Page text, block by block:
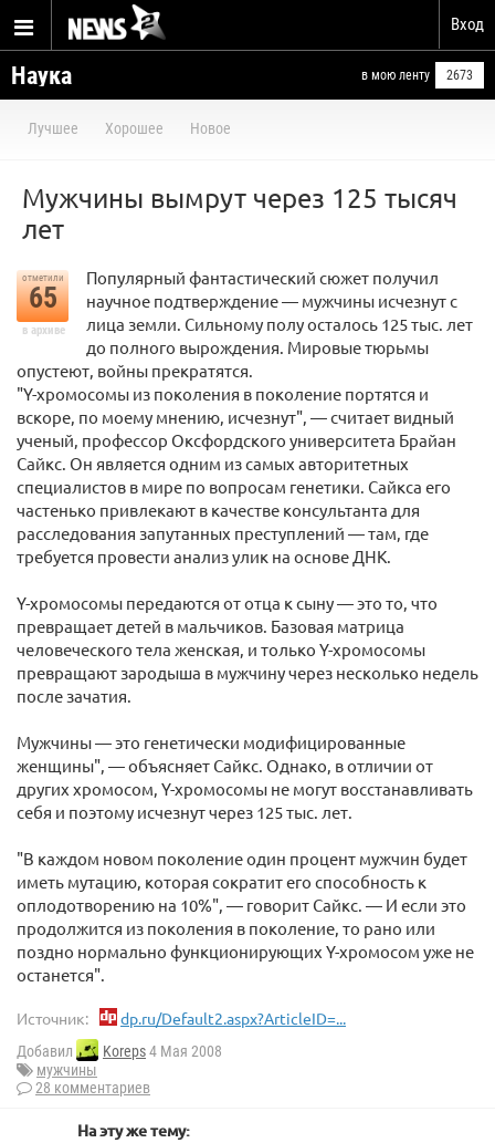
Вход
Наука в мою ленту 2673
Лучшее Хорошее Новое
Мужчины вымрут через 125 тысяч
лет
отметили
65
в архиве
Популярный фантастический сюжет получил
научное подтверждение — мужчины исчезнут с
лица земли. Сильному полу осталось 125 тыс. лет
до полного вырождения. Мировые тюрьмы
опустеют, войны прекратятся.
"Y-хромосомы из поколения в поколение портятся и
вскоре, по моему мнению, исчезнут", — считает видный
ученый, профессор Оксфордского университета Брайан
Сайкс. Он является одним из самых авторитетных
специалистов в мире по вопросам генетики. Сайкса его
частенько привлекают в качестве консультанта для
расследования запутанных преступлений — там, где
требуется провести анализ улик на основе ДНК.
Y-хромосомы передаются от отца к сыну — это то, что
превращает детей в мальчиков. Базовая матрица
человеческого тела женская, и только Y-хромосомы
превращают зародыша в мужчину через несколько недель
после зачатия.
Мужчины — это генетически модифицированные
женщины", — объясняет Сайкс. Однако, в отличии от
других хромосом, Y-хромосомы не могут восстанавливать
себя и поэтому исчезнут через 125 тыс. лет.
"В каждом новом поколение один процент мужчин будет
иметь мутацию, которая сократит его способность к
оплодотворению на 10%", — говорит Сайкс. — И если это
продолжится из поколения в поколение, то рано или
поздно нормально функционирующих Y-хромосом уже не
останется".
Источник: dp.ru/Default2.aspx?ArticleID=...
Добавил Koreps4 Мая 2008
мужчины
28 комментариев
На эту же тему: